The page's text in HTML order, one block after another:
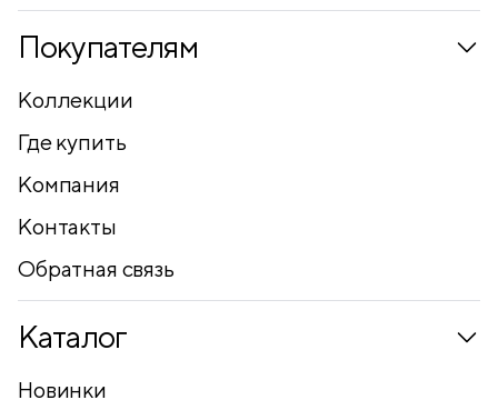
Покупателям
Коллекции
Где купить
Компания
Контакты
Обратная связь
Каталог
Новинки